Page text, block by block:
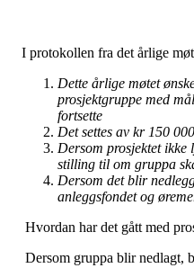
I protokollen fra det årlige
Dette årlige møtet
prosjektgruppe med
fortsette
Det settes av kr 150
Dersom prosjektet
stilling til om gruppa
Dersom det blir
anleggsfondet og
Hvordan har det gått med
Dersom gruppa blir nedlagt,